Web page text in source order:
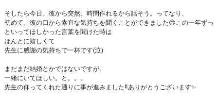
そしたら今日、彼から突然、時間作れるから話そう。ってなり、
初めて、彼の口から素直な気持ちを聞くことができました😊この一年ずっ
といってほしかった言葉を聞けた時は
ほんとに嬉しくて
先生に感謝の気持ちで一杯です(泣)
まだまだ結婚とかではないですが、
一緒にいてほしい。と。。。
先生の仰ってくれた通りに事が進みました‼️ありがとうございます✨